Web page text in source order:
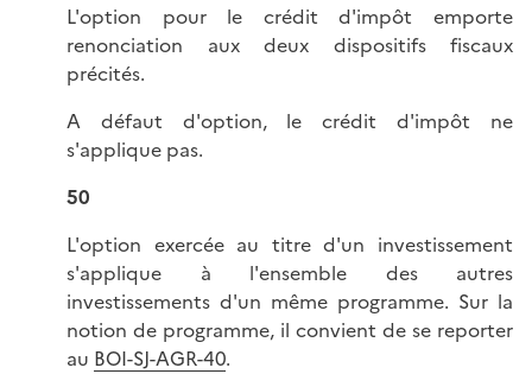
L'option pour le crédit d'impôt emporte
renonciation aux deux dispositifs fiscaux
précités.
A défaut d'option, le crédit d'impôt ne
s'applique pas.
50
L'option exercée au titre d'un investissement
s'applique à l'ensemble des autres
investissements d'un même programme. Sur la
notion de programme, il convient de se reporter
au BOI-SJ-AGR-40.